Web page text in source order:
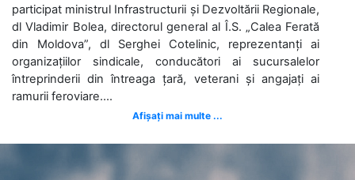
participat ministrul Infrastructurii și Dezvoltării Regionale,
dl Vladimir Bolea, directorul general al Î.S. „Calea Ferată
din Moldova”, dl Serghei Cotelinic, reprezentanți ai
organizațiilor sindicale, conducători ai sucursalelor
întreprinderii din întreaga țară, veterani și angajați ai
ramurii feroviare....
Afișați mai multe ...